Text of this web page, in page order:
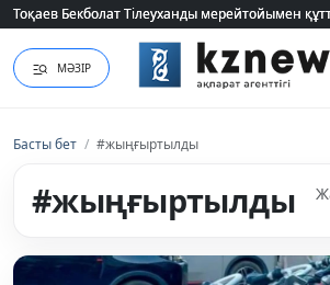
Тоқаев Бекболат Тілеуханды мерейтойымен
Тоқаев Бекболат Тілеуханды мерейтойымен
МӘЗІР
Басты бет / #жыңғыртылды
#жыңғыртылды